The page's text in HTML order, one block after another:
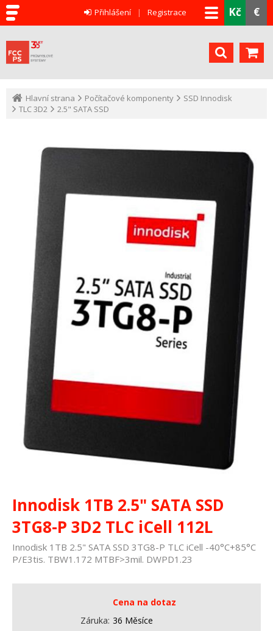
Kč €
Přihlášení Registrace
Hlavní strana Počítačové komponenty
SSD Innodisk
TLC 3D2
2.5" SATA SSD
Innodisk 1TB 2.5" SATA SSD
3TG8-P 3D2 TLC iCell 112L
Innodisk 1TB 2.5" SATA SSD 3TG8-P TLC iCell -40°C+85°C
P/E3tis. TBW1.172 MTBF>3mil. DWPD1.23
Cena na dotaz
Záruka 36 Měsíce